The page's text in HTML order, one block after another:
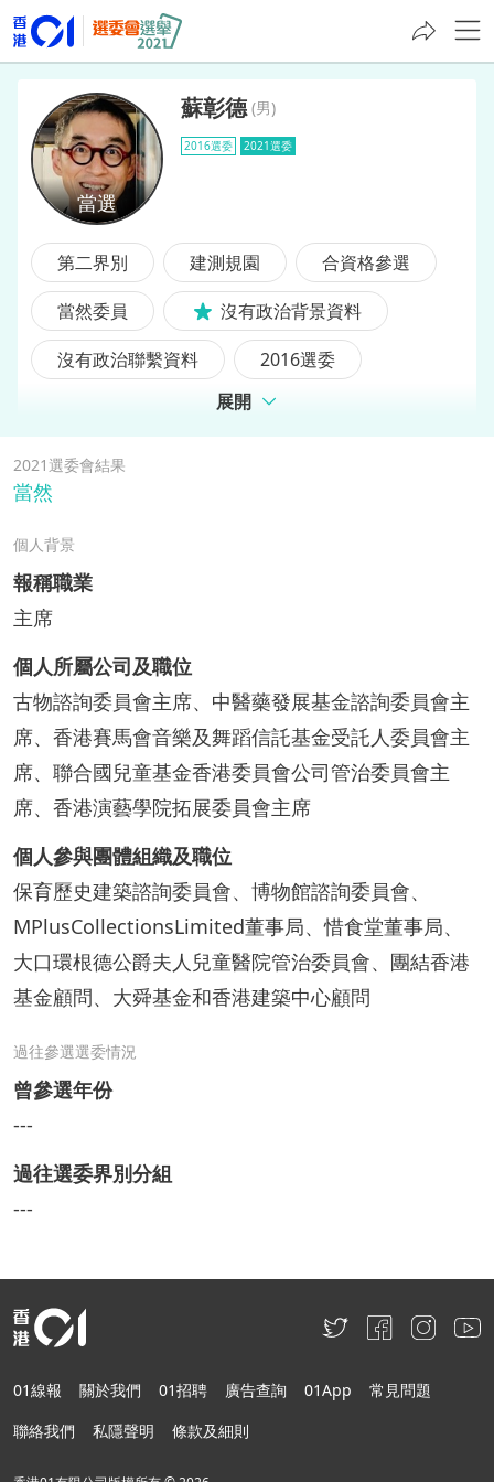
蘇彰德
蘇彰德 (男)
2016選委 2021選委
第二界別 建測規園
合資格參選
當然委員
沒有政治背景資料
沒有政治聯繫資料
2016選委
展開
2021選委會結果
當然
個人背景
報稱職業
主席
個人所屬公司及職位
古物諮詢委員會主席、中醫藥發展基金諮詢委員會主
席、香港賽馬會音樂及舞蹈信託基金受託人委員會主
席、聯合國兒童基金香港委員會公司管治委員會主
席、香港演藝學院拓展委員會主席
個人參與團體組織及職位
保育歷史建築諮詢委員會、博物館諮詢委員會、
MPlusCollectionsLimited董事局、惜食堂董事局、
大口環根德公爵夫人兒童醫院管治委員會、團結香港
基金顧問、大舜基金和香港建築中心顧問
過往參選選委情況
曾參選年份
---
過往選委界別分組
---
01線報 關於我們 01招聘 廣告查詢 01App
常見問題
聯絡我們
私隱聲明 條款及細則